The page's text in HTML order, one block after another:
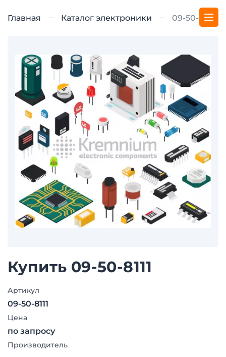
Главная Каталог электроники 09-50-8111
Купить 09-50-8111
Артикул
09-50-8111
Цена
по запросу
Производитель